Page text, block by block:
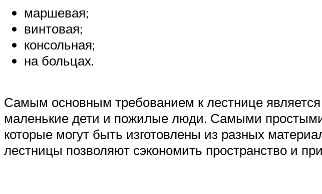
маршевая;
винтовая;
консольная;
на больцах.
Самым основным требованием к лестнице
маленькие дети и пожилые люди. Самыми
которые могут быть изготовлены из разных
лестницы позволяют сэкономить пространство и